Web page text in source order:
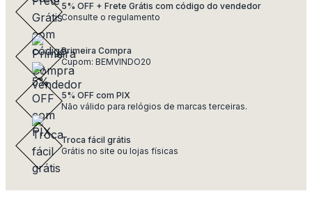
5% OFF + Frete Grátis com código do vendedor
Consulte o regulamento
Primeira Compra
Cupom: BEMVINDO20
5% OFF com PIX
Não válido para relógios de marcas terceiras.
Troca fácil grátis
Grátis no site ou lojas físicas